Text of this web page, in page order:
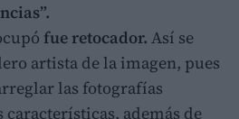
fue retocador. Así se
artista de la imagen, pues
las fotografías
además de